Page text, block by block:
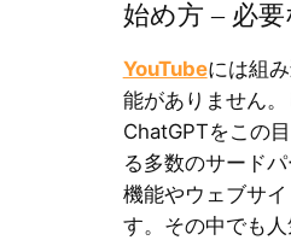
始め方 – 必
YouTubeには組
能がありません。
ChatGPTをこの
る多数のサード
機能やウェブサイ
す。その中でも